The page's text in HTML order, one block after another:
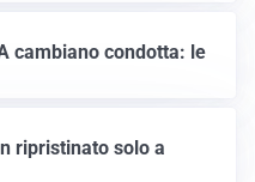
cambiano condotta: le
ripristinato solo a